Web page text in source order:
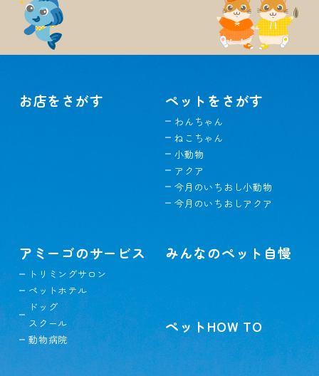
お店をさがす ペットをさがす
わんちゃん
ねこちゃん
小動物
アクア
今月のいちおし小動物
今月のいちおしアクア
アミーゴのサービス
トリミングサロン
ペットホテル
ドッグ
スクール
動物病院
みんなのペット自慢
ペットHOW TO